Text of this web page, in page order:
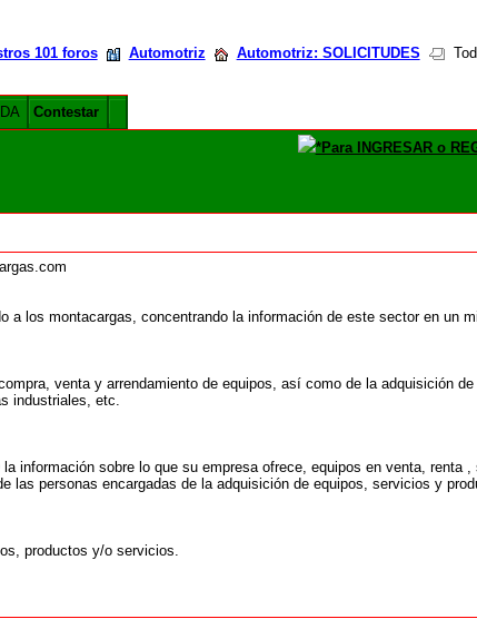
101 foros Automotriz Automotriz: SOLICITUDES
Contestar
*Para INGRESAR o
a los montacargas, concentrando la información de este sector en un
venta y arrendamiento de equipos, así como de la adquisición
industriales, etc.
información sobre lo que su empresa ofrece, equipos en venta, renta
las personas encargadas de la adquisición de equipos, servicios y
productos y/o servicios.